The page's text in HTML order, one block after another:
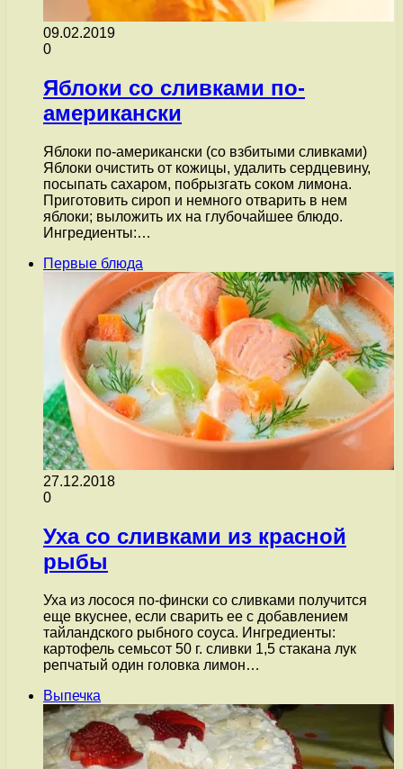
09.02.2019
0
Яблоки со сливками по-
американски
Яблоки по-американски (со взбитыми сливками)
Яблоки очистить от кожицы, удалить сердцевину,
посыпать сахаром, побрызгать соком лимона.
Приготовить сироп и немного отварить в нем
яблоки; выложить их на глубочайшее блюдо.
Ингредиенты:…
Первые блюда
27.12.2018
0
Уха со сливками из красной
рыбы
Уха из лосося по-фински со сливками получится
еще вкуснее, если сварить ее с добавлением
тайландского рыбного соуса. Ингредиенты:
картофель семьсот 50 г. сливки 1,5 стакана лук
репчатый один головка лимон…
Выпечка